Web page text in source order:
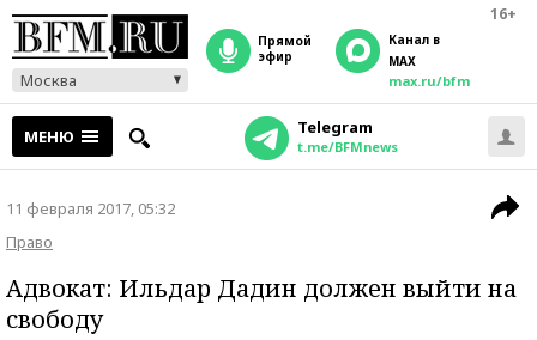
16+
Москва
прямой
эфир
Канал в
MAX
max.ru/bfm
МЕНЮ Telegram
t.me/BFMnews
11 февраля 2017, 05:32
Право
Адвокат: Ильдар Дадин должен выйти на
свободу